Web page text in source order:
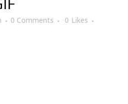
0 Comments 0 Likes